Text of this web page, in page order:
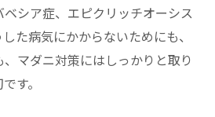
シア症、エピクリッチオーシス
た病気にかからないためにも、
マダニ対策にはしっかりと取り
す。